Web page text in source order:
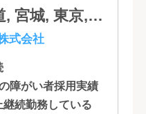
, 香川, 福岡
式会社
障がい者採用実績
続勤務している